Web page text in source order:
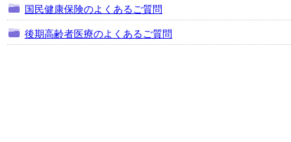
国民健康保険のよくあるご質問
後期高齢者医療のよくあるご質問